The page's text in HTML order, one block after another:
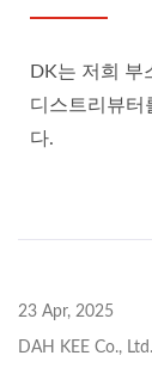
DK는 저희 부
디스트리뷰터
다.
23 Apr, 2025
DAH KEE Co., Ltd.